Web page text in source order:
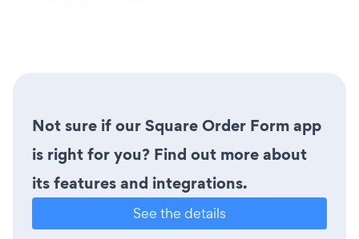
Not sure if our Square Order Form app
is right for you? Find out more about
its features and integrations.
See the details